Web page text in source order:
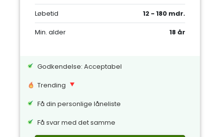
Løbetid
12 - 180 mdr.
Min. alder
18 år
Godkendelse: Acceptabel
Trending
Få din personlige låneliste
Få svar med det samme